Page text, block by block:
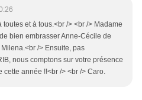
et à tous.<br /> <br /> Madame
bien embrasser Anne-Cécile de
/> Ensuite, pas
nous comptons sur votre présence
cette année !!<br /> <br /> Caro.